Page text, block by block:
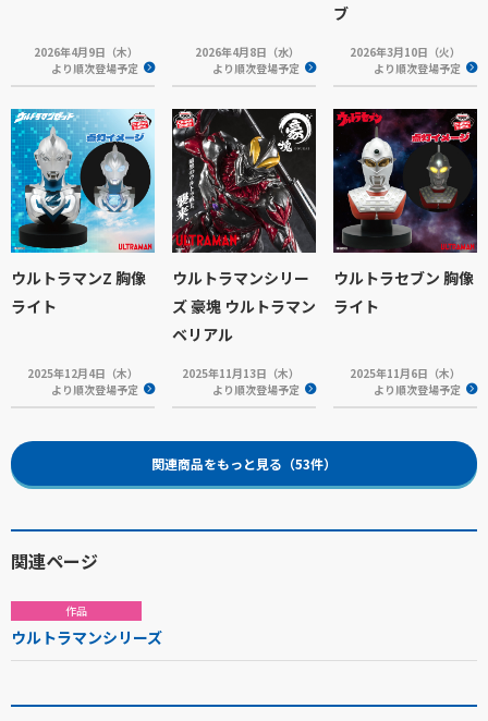
2026年4月9日（木）
より順次登場予定
2026年4月8日（水）
より順次登場予定
ブ
2026年3月10日（火）
より順次登場予定
ウルトラマンZ 胸像
ライト
2025年12月4日（木）
より順次登場予定
ウルトラマンシリー
ズ 豪塊 ウルトラマン
ベリアル
2025年11月13日（木）
より順次登場予定
ウルトラセブン 胸像
ライト
2025年11月6日（木）
より順次登場予定
関連商品をもっと見る（53件）
関連ページ
作品
ウルトラマンシリーズ